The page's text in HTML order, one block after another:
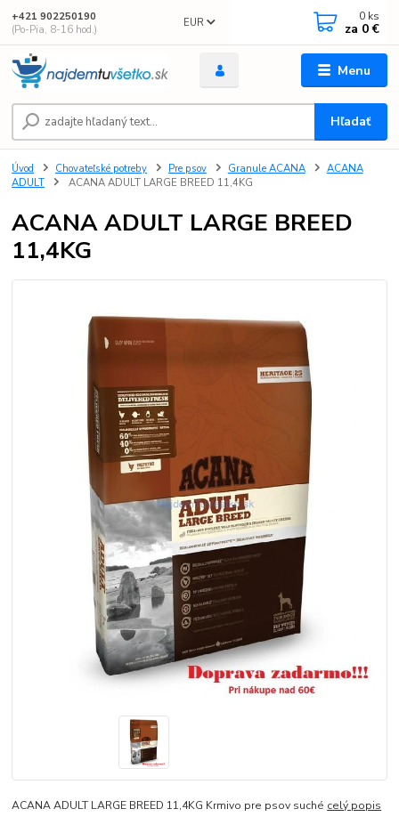
Menu
EUR
Hľadať
+421 902250190
(Po-Pia, 8-16 hod.)
0 ks
za 0 €
Úvod Chovateľské potreby Pre psov Granule ACANA
ACANA
ADULT
ACANA ADULT LARGE BREED 11,4KG
ACANA ADULT LARGE BREED
11,4KG
ACANA ADULT LARGE BREED 11,4KG Krmivo pre psov suché celý popis